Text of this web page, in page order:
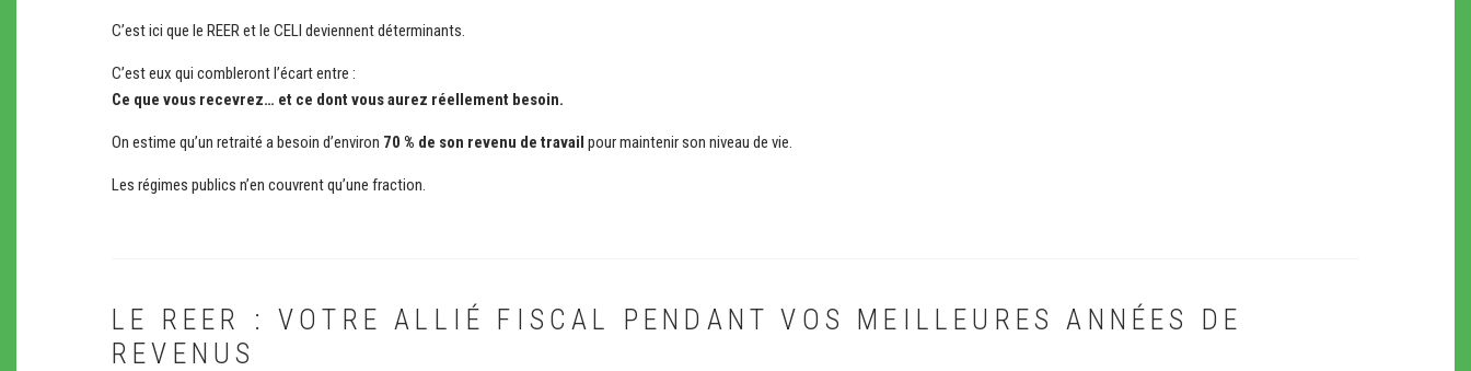
C’est ici que le REER et le CELI deviennent déterminants.
C’est eux qui combleront l’écart entre :
Ce que vous recevrez… et ce dont vous aurez réellement besoin.
On estime qu’un retraité a besoin d’environ 70 % de son revenu de travail pour maintenir son niveau de vie.
Les régimes publics n’en couvrent qu’une fraction.
LE REER : VOTRE ALLIÉ FISCAL PENDANT VOS MEILLEURES ANNÉES DE
REVENUS